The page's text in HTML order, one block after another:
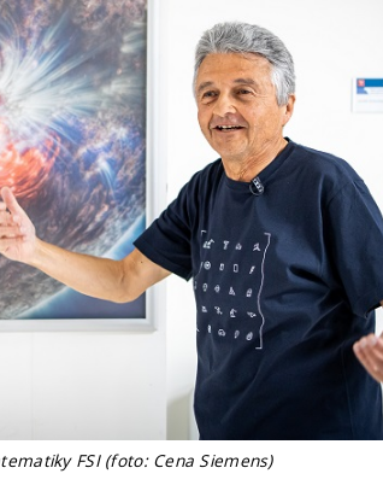
FSI (foto: Cena Siemens)